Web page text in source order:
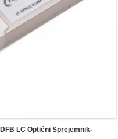
LC Optični Sprejemnik-